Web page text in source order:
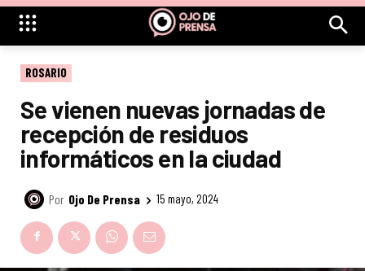
ROSARIO
Se vienen nuevas jornadas de
recepción de residuos
informáticos en la ciudad
Por Ojo De Prensa 15 mayo, 2024